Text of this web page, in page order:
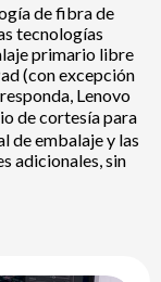
de fibra de
tecnologías
primario libre
(con excepción
Lenovo
de cortesía para
de embalaje y las
adicionales, sin